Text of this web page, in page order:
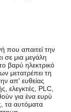
που απαιτεί την
σε μια μεγάλη
βαρύ ηλεκτρικό
μετατρέπει τη
απ' ευθείας
ελεγκτές, PLC,
για ένα ευρύ
τα αυτόματα